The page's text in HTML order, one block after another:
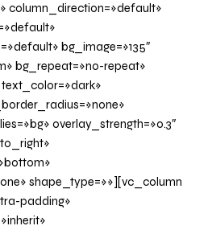
column_direction=»default»
bg_image=»135″
bg_repeat=»no-repeat»
overlay_strength=»0.3″
shape_type=»»][vc_column
padding»